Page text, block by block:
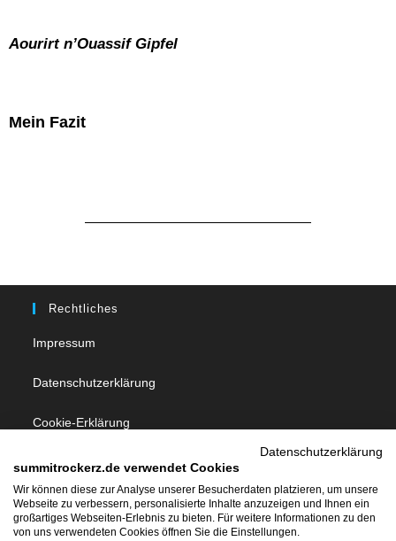
Aourirt n’Ouassif Gipfel
Mein Fazit
Rechtliches
Impressum
Datenschutzerklärung
Cookie-Erklärung
Follow Us
Datenschutzerklärung
summitrockerz.de verwendet Cookies
Wir können diese zur Analyse unserer Besucherdaten platzieren, um unsere
Webseite zu verbessern, personalisierte Inhalte anzuzeigen und Ihnen ein
großartiges Webseiten-Erlebnis zu bieten. Für weitere Informationen zu den
von uns verwendeten Cookies öffnen Sie die Einstellungen.